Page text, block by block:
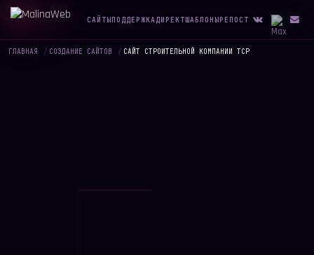
САЙТЫПОДДЕРЖКА ДИРЕКТШАБЛОНЫРЕПОСТ
ГЛАВНАЯ / СОЗДАНИЕ САЙТОВ / САЙТ СТРОИТЕЛЬНОЙ КОМПАНИИ ТСР